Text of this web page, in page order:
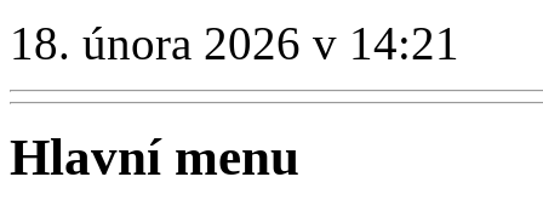
18. února 2026 v 14:21
Hlavní menu